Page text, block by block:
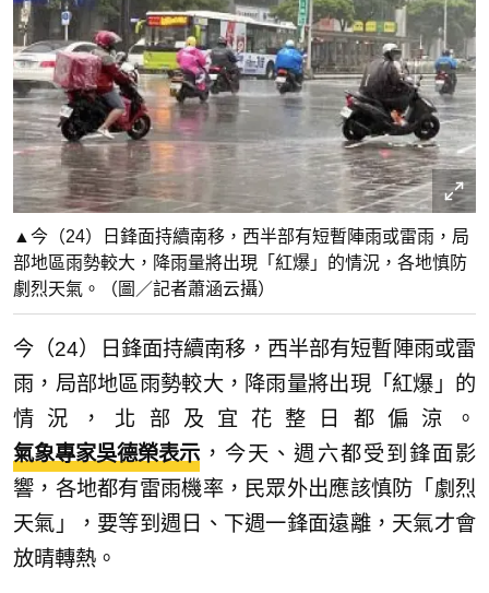
▲今（24）日鋒面持續南移，西半部有短暫陣雨或雷雨，局
部地區雨勢較大，降雨量將出現「紅爆」的情況，各地慎防
劇烈天氣。（圖／記者蕭涵云攝）
今（24）日鋒面持續南移，西半部有短暫陣雨或雷
雨，局部地區雨勢較大，降雨量將出現「紅爆」的
情況，北部及宜花整日都偏涼。
氣象專家吳德榮表示 ，今天、週六都受到鋒面影
響，各地都有雷雨機率，民眾外出應該慎防「劇烈
天氣」，要等到週日、下週一鋒面遠離，天氣才會
放晴轉熱。